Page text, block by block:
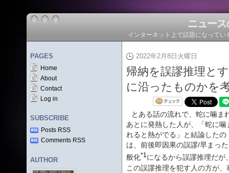
ニュー
インターネット上で話題になって
PAGES
Home
About
Contact
Log in
SUBSCRIBE
Posts RSS
Comments RSS
AUTHOR
2022年2月8日火曜日
帰納を誤謬推理と
に沿ったものかを
とある話の流れで、蛇に噛ま
あとに発熱した人が、「蛇に噛
れると熱がでる」と結論したの
は、前後即因果の誤謬/早まっ
般化*1になるから誤謬推理だが
この誤謬推理を犯す人の方が、